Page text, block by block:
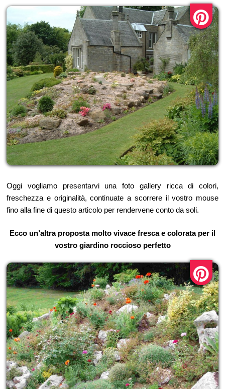
Oggi vogliamo presentarvi una foto gallery ricca di colori,
freschezza e originalità, continuate a scorrere il vostro mouse
fino alla fine di questo articolo per rendervene conto da soli.
Ecco un’altra proposta molto vivace fresca e colorata per il
vostro giardino roccioso perfetto